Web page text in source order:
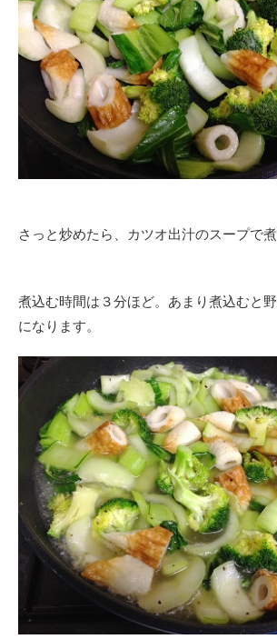
さっと炒めたら、カツオ出汁のスープで煮
煮込む時間は３分ほど。あまり煮込むと
になります。